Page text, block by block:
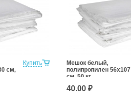
Купить
см,
Мешок белый,
полипропилен 56x107
см, 50 кг
40.00 ₽